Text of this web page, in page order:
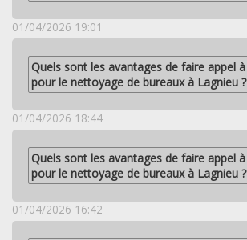
01/04/2026 19:01
Quels sont les avantages de faire appel à
pour le nettoyage de bureaux à Lagnieu ?
01/04/2026 18:44
Quels sont les avantages de faire appel à
pour le nettoyage de bureaux à Lagnieu ?
01/04/2026 16:42